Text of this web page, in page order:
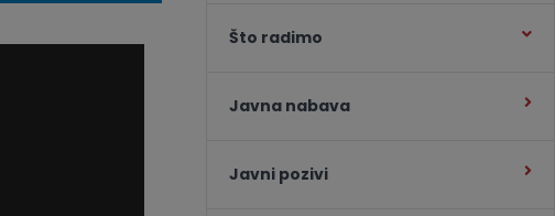
Što radimo
Javna nabava
Javni pozivi